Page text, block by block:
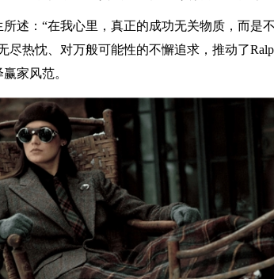
述：“在我心里，真正的成功无关物质，而是
尽热忱、对万般可能性的不懈追求，推动了
家风范。